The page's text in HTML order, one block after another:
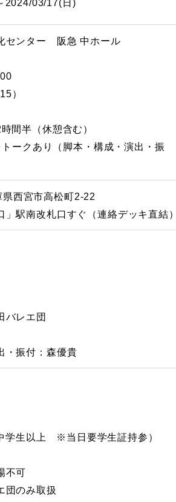
2024/03/17(日)
センター 阪急 中ホール
）
間半（休憩含む）
ークあり（脚本・構成・演出・振
西宮市高松町2-22
駅南改札口すぐ（連絡デッキ直結）
レエ団
・振付：森優貴
学生以上 ※当日要学生証持参）
不可
団のみ取扱